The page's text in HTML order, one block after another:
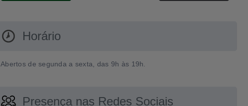
Horário
Abertos de segunda a sexta, das 9h às 19h.
Presença nas Redes Sociais